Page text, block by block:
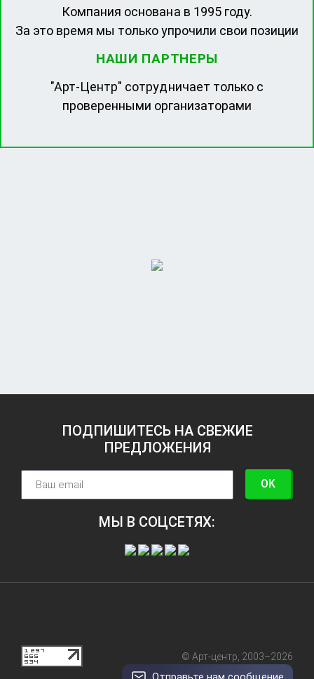
Компания основана в 1995 году.
За это время мы только упрочили свои позиции
НАШИ ПАРТНЕРЫ
"Арт-Центр" сотрудничает только с
проверенными организаторами
© Арт-центр, 2003–2026
ПОДПИШИТЕСЬ НА СВЕЖИЕ
ПРЕДЛОЖЕНИЯ
OK
МЫ В СОЦСЕТЯХ: